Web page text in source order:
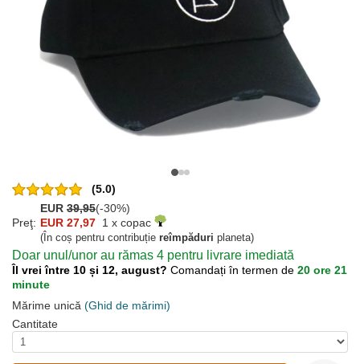
(5.0)
EUR 39,95(-30%)
Preţ: EUR 27,97 1 x copac
(În coș pentru contribuție reîmpăduri planeta)
Doar unul/unor au rămas 4 pentru livrare imediată
Îl vrei între 10 și 12, august? Comandați în termen de 20 ore 21
minute
Mărime unică (Ghid de mărimi)
Cantitate